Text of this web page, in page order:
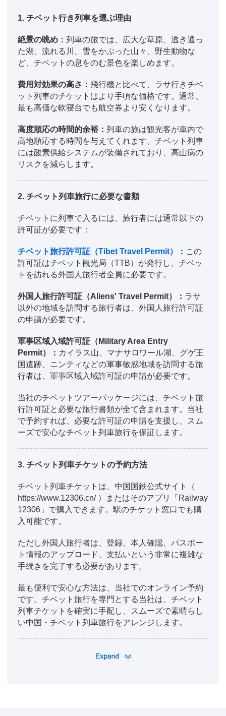
1. チベット行き列車を選ぶ理由
絶景の眺め： 列車の旅では、広大な草原、透き通っ
た湖、流れる川、雪をかぶった山々、野生動物な
ど、チベットの息をのむ景色を楽しめます。
費用対効果の高さ： 飛行機と比べて、ラサ行きチベ
ット列車のチケットはより手頃な価格です。通常、
最も高価な軟寝台でも航空券より安くなります。
高度順応の時間的余裕： 列車の旅は観光客が車内で
高地順応する時間を与えてくれます。チベット列車
には酸素供給システムが装備されており、高山病の
リスクを減らします。
2. チベット列車旅行に必要な書類
チベットに列車で入るには、旅行者には通常以下の
許可証が必要です：
チベット旅行許可証（Tibet Travel Permit）： この
許可証はチベット観光局（TTB）が発行し、チベッ
トを訪れる外国人旅行者全員に必要です。
外国人旅行許可証（Aliens' Travel Permit）： ラサ
以外の地域を訪問する旅行者は、外国人旅行許可証
の申請が必要です。
軍事区域入域許可証（Military Area Entry
Permit）： カイラス山、マナサロワール湖、グゲ王
国遺跡、ニンティなどの軍事敏感地域を訪問する旅
行者は、軍事区域入域許可証の申請が必要です。
当社のチベットツアーパッケージには、チベット旅
行許可証と必要な旅行書類が全て含まれます。当社
で予約すれば、必要な許可証の申請を支援し、スム
ーズで安心なチベット列車旅行を保証します。
3. チベット列車チケットの予約方法
チベット列車チケットは、中国国鉄公式サイト（
https://www.12306.cn/ ）またはそのアプリ「Railway
12306」で購入できます。駅のチケット窓口でも購
入可能です。
ただし外国人旅行者は、登録、本人確認、パスポー
ト情報のアップロード、支払いという非常に複雑な
手続きを完了する必要があります。
最も便利で安心な方法は、当社でのオンライン予約
です。チベット旅行を専門とする当社は、チベット
列車チケットを確実に手配し、スムーズで素晴らし
い中国・チベット列車旅行をアレンジします。